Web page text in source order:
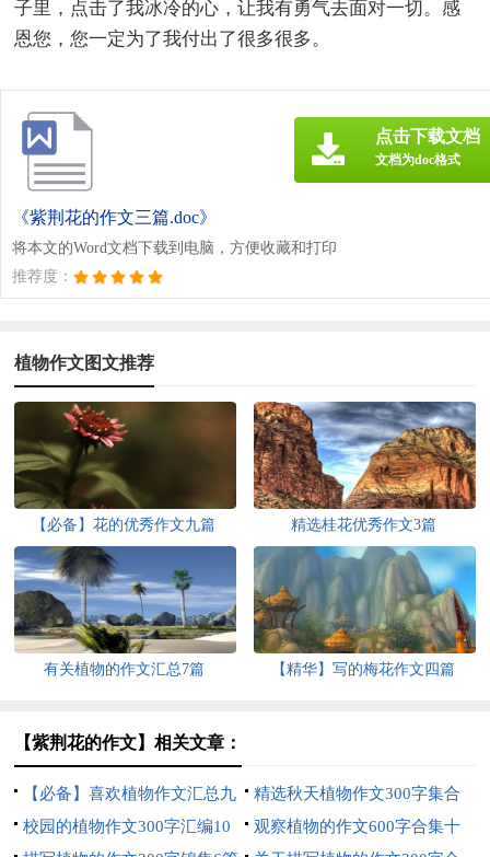
子里，点击了我冰冷的心，让我有勇气去面对一切。感
恩您，您一定为了我付出了很多很多。
《紫荆花的作文三篇.doc》
将本文的Word文档下载到电脑，方便收藏和打印
推荐度：
点击下载文档
文档为doc格式
植物作文图文推荐
【必备】花的优秀作文九篇 精选桂花优秀作文3篇
有关植物的作文汇总7篇 【精华】写的梅花作文四篇
【紫荆花的作文】相关文章：
【必备】喜欢植物作文汇总九
篇
精选秋天植物作文300字集合
九篇
校园的植物作文300字汇编10
观察植物的作文600字合集十